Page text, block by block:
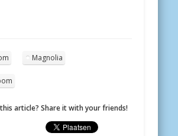
Magnolia
article? Share it with your friends!